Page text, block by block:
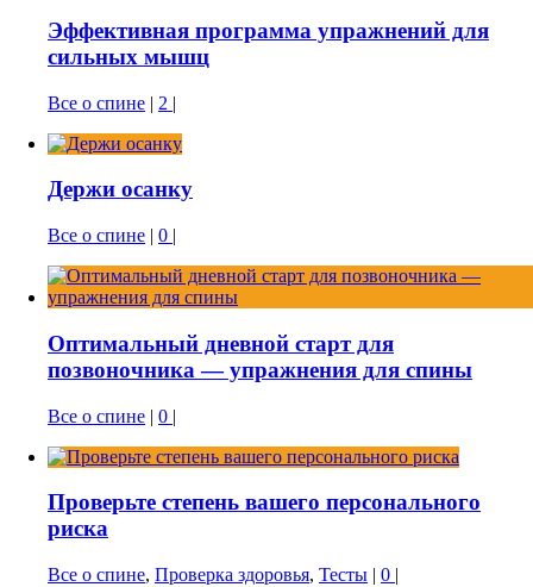
Эффективная программа упражнений для
сильных мышц
Все о спине | 2 |
Держи осанку
Все о спине | 0 |
Оптимальный дневной старт для
позвоночника — упражнения для спины
Все о спине | 0 |
Проверьте степень вашего персонального
риска
Все о спине, Проверка здоровья, Тесты | 0 |